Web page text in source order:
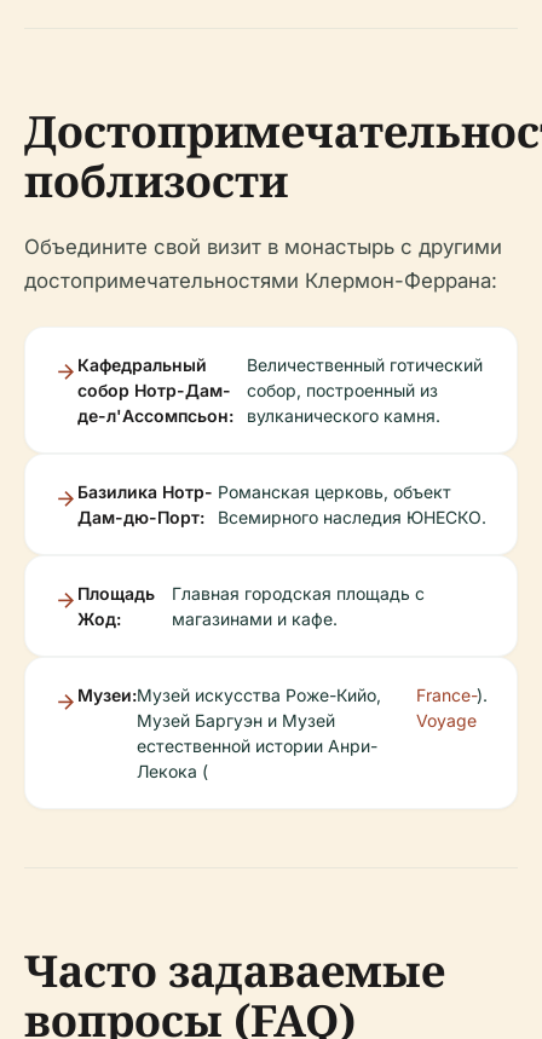
поблизости
Объедините свой визит в монастырь с другими
достопримечательностями Клермон-Феррана:
Кафедральный
собор Нотр-Дам-
де-л'Ассомпсьон:
Величественный готический
собор, построенный из
вулканического камня.
Базилика Нотр-
Дам-дю-Порт:
Романская церковь, объект
Всемирного наследия ЮНЕСКО.
Площадь
Жод:
Главная городская площадь с
магазинами и кафе.
Музеи:Музей искусства Роже-Кийо,
Музей Баргуэн и Музей
естественной истории Анри-
Лекока (
France-
Voyage
).
Часто задаваемые
вопросы (FAQ)